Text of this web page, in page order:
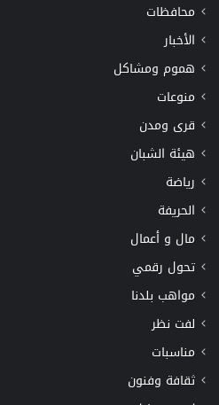
محافظات
الأخبار
هموم ومشاكل
منوعات
قرى ومدن
هيئة الشبان
رياضة
الحريفة
مال و أعمال
تحول رقمي
مواهب بلدنا
لفت نظر
مناسبات
ثقافة وفنون